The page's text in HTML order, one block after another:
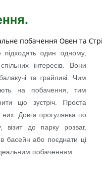
один одному,
інтересів. Вони
та грайливі. Чим
на побачення, тим
цю зустріч. Проста
Довга прогулянка по
візит до парку розваг,
в басейн або поєднати ці
побаченням.